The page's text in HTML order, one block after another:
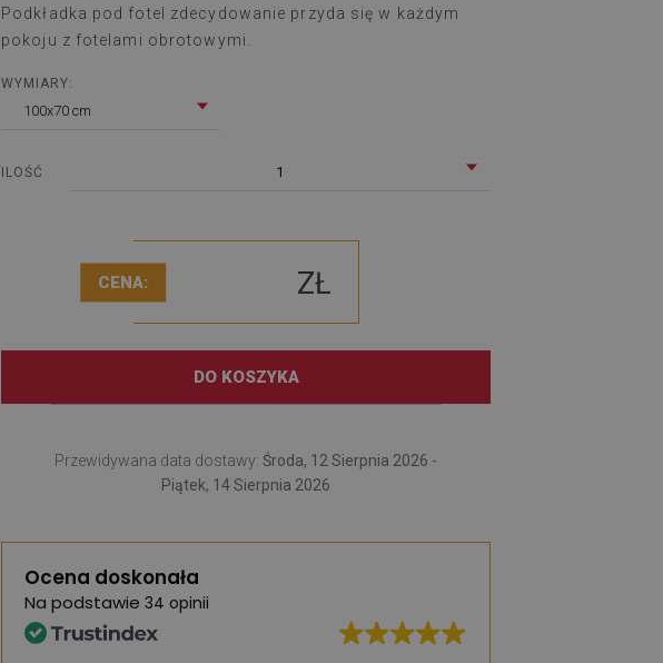
Podkładka pod fotel zdecydowanie przyda się w każdym
pokoju z fotelami obrotowymi.
WYMIARY:
100x70 cm
ILOŚĆ 1
CENA: ZŁ
DO KOSZYKA
Przewidywana data dostawy: Środa, 12 Sierpnia 2026 -
Piątek, 14 Sierpnia 2026
Ocena doskonała
Na podstawie 34 opinii